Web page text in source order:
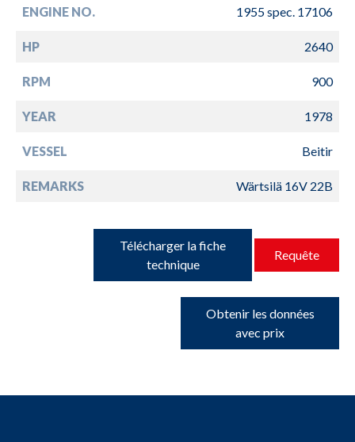
ENGINE NO. 1955 spec. 17106
HP 2640
RPM 900
YEAR 1978
VESSEL Beitir
REMARKS Wärtsilä 16V 22B
Télécharger la fiche
technique
Requête
Obtenir les données
avec prix